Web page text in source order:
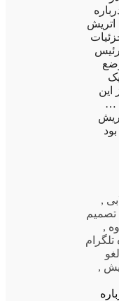
رئیس
این
…
,
تصمیم
,
لغو
,